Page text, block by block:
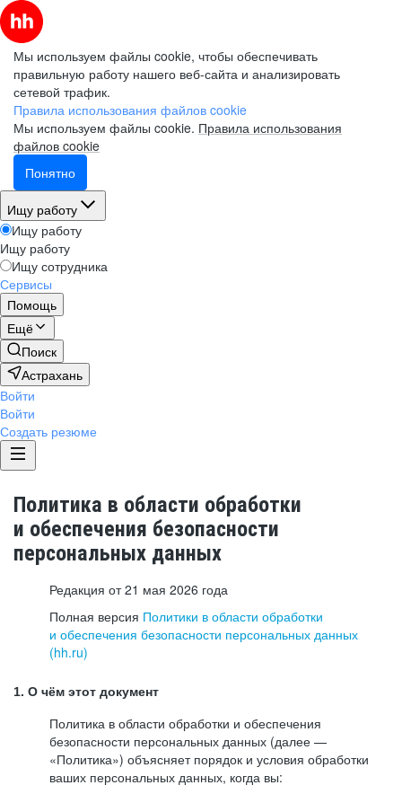
Мы используем файлы cookie, чтобы обеспечивать
правильную работу нашего веб-сайта и анализировать
сетевой трафик.
Правила использования файлов cookie
Мы используем файлы cookie. Правила использования
файлов cookie
Понятно
Ищу работу
Ищу работу
Ищу работу
Ищу сотрудника
Сервисы
Помощь
Ещё
Поиск
Астрахань
Войти
Войти
Создать резюме
Политика в области обработки
и обеспечения безопасности
персональных данных
Редакция от 21 мая 2026 года
Полная версия Политики в области обработки
и обеспечения безопасности персональных данных
(hh.ru)
1. О чём этот документ
Политика в области обработки и обеспечения
безопасности персональных данных (далее —
«Политика») объясняет порядок и условия обработки
ваших персональных данных, когда вы: